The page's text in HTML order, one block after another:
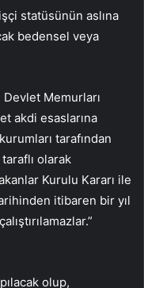
statüsünün aslına
bedensel veya
Devlet Memurları
akdi esaslarına
tarafından
olarak
Kurulu Kararı ile
itibaren bir yıl
olup,